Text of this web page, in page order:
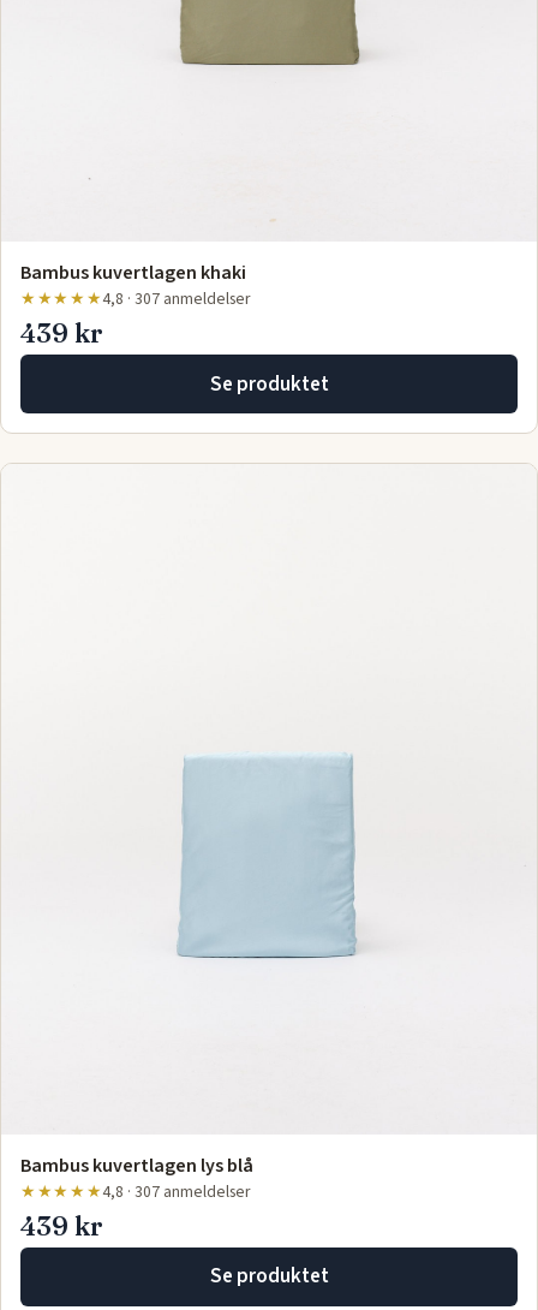
Bambus kuvertlagen khaki
★★★★★4,8 · 307 anmeldelser
439 kr
Se produktet
Bambus kuvertlagen lys blå
★★★★★4,8 · 307 anmeldelser
439 kr
Se produktet